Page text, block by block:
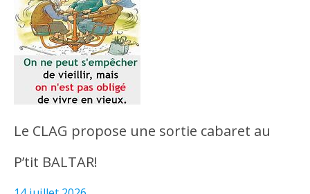
Le CLAG propose une sortie cabaret au
P’tit BALTAR!